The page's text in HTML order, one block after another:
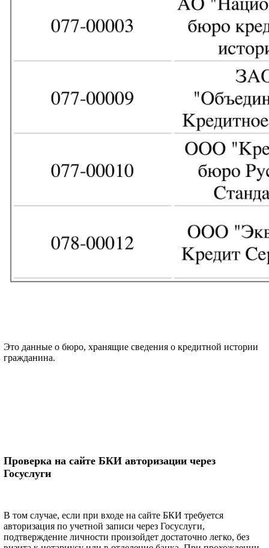
Это данные о бюро, хранящие сведения о кредитной истории
гражданина.
Проверка на сайте БКИ авторизации через
Госуслуги
В том случае, если при входе на сайте БКИ требуется
авторизация по учетной записи через Госуслуги,
подтверждение личности произойдет достаточно легко, без